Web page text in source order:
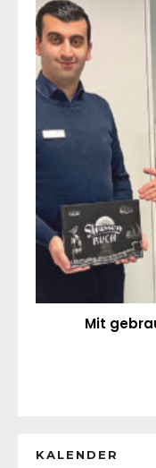
Mit
KALENDER